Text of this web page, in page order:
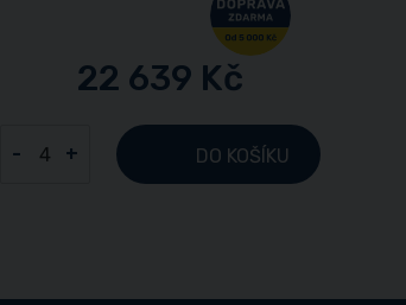
22 639 Kč
- + DO KOŠÍKU